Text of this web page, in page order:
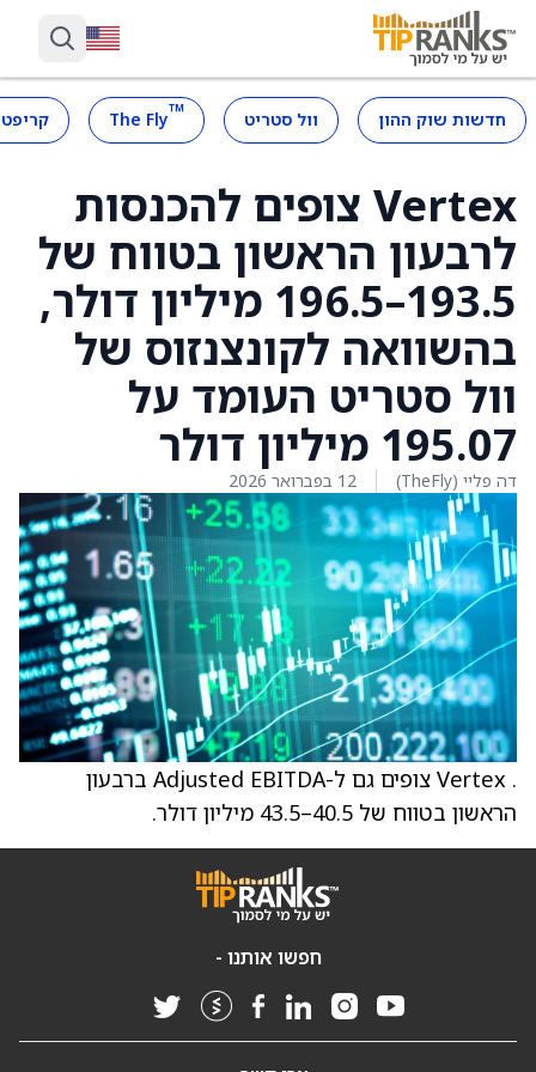
חדשות שוק ההון וול סטריט ™
The Fly
Vertex צופים להכנסות
לרבעון הראשון בטווח של
193.5–196.5 מיליון דולר,
בהשוואה לקונצנזוס של
וול סטריט העומד על
195.07 מיליון דולר
דה פליי (TheFly) 12 בפברואר 2026
. Vertex צופים גם ל-Adjusted EBITDA ברבעון
הראשון בטווח של 40.5–43.5 מיליון דולר.
חפשו אותנו -